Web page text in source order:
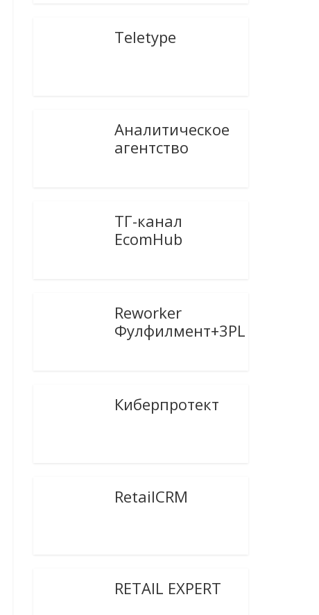
Teletype
Аналитическое
агентство
ТГ-канал
EcomHub
Reworker
Фулфилмент+3PL
Киберпротект
RetailCRM
RETAIL EXPERT